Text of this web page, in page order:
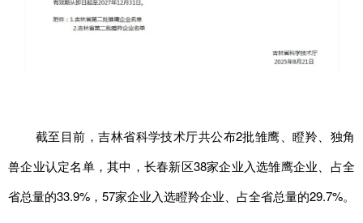
文化产业
辽宁 吉林 上海 江苏
浙江 安徽 福建 江西
山东 河南 湖北 湖南
截至目前，吉林省科学技术厅共公布2批雏鹰、瞪羚、独角
兽企业认定名单，其中，长春新区38家企业入选雏鹰企业、占全
省总量的33.9%，57家企业入选瞪羚企业、占全省总量的29.7%。